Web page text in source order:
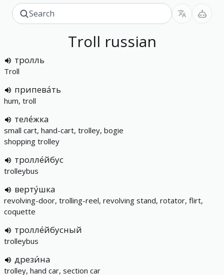
Troll russian
тролль
Troll
припева́ть
hum, troll
теле́жка
small cart, hand-cart, trolley, bogie
shopping trolley
тролле́йбус
trolleybus
верту́шка
revolving-door, trolling-reel, revolving stand, rotator, flirt,
coquette
тролле́йбусный
trolleybus
дрези́на
trolley, hand car, section car